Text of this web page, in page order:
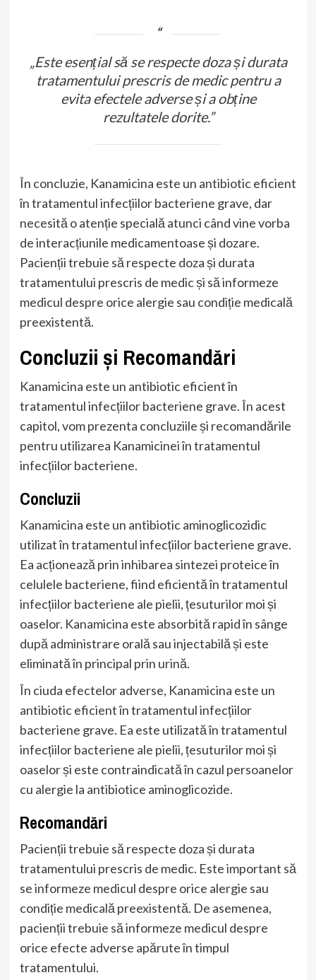
„Este esențial să se respecte doza și durata
tratamentului prescris de medic pentru a
evita efectele adverse și a obține
rezultatele dorite.”
În concluzie, Kanamicina este un antibiotic eficient
în tratamentul infecțiilor bacteriene grave, dar
necesită o atenție specială atunci când vine vorba
de interacțiunile medicamentoase și dozare.
Pacienții trebuie să respecte doza și durata
tratamentului prescris de medic și să informeze
medicul despre orice alergie sau condiție medicală
preexistentă.
Concluzii și Recomandări
Kanamicina este un antibiotic eficient în
tratamentul infecțiilor bacteriene grave. În acest
capitol, vom prezenta concluziile și recomandările
pentru utilizarea Kanamicinei în tratamentul
infecțiilor bacteriene.
Concluzii
Kanamicina este un antibiotic aminoglicozidic
utilizat în tratamentul infecțiilor bacteriene grave.
Ea acționează prin inhibarea sintezei proteice în
celulele bacteriene, fiind eficientă în tratamentul
infecțiilor bacteriene ale pielii, țesuturilor moi și
oaselor. Kanamicina este absorbită rapid în sânge
după administrare orală sau injectabilă și este
eliminată în principal prin urină.
În ciuda efectelor adverse, Kanamicina este un
antibiotic eficient în tratamentul infecțiilor
bacteriene grave. Ea este utilizată în tratamentul
infecțiilor bacteriene ale pielii, țesuturilor moi și
oaselor și este contraindicată în cazul persoanelor
cu alergie la antibiotice aminoglicozide.
Recomandări
Pacienții trebuie să respecte doza și durata
tratamentului prescris de medic. Este important să
se informeze medicul despre orice alergie sau
condiție medicală preexistentă. De asemenea,
pacienții trebuie să informeze medicul despre
orice efecte adverse apărute în timpul
tratamentului.